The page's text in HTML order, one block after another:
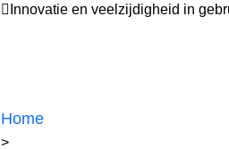
Innovatie en veelzijdigheid in
Home
>